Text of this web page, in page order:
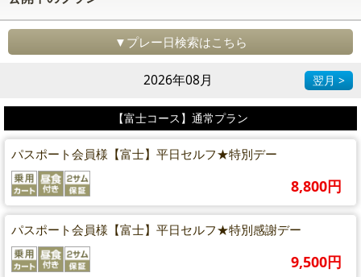
▼プレー日検索はこちら
2026年08月 翌月 >
【富士コース】通常プラン
パスポート会員様【富士】平日セルフ★特別デー
8,800円
パスポート会員様【富士】平日セルフ★特別感謝デー
9,500円